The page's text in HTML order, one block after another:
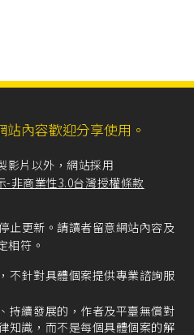
內容歡迎分享使用。
影片以外，網站採用
-非商業性3.0台灣授權條款
止更新。請讀者留意網站內容及
相符。
不針對具體個案提供專業諮詢服
持續發展的，作者及平臺無償對
知識，而不是每個具體個案的解